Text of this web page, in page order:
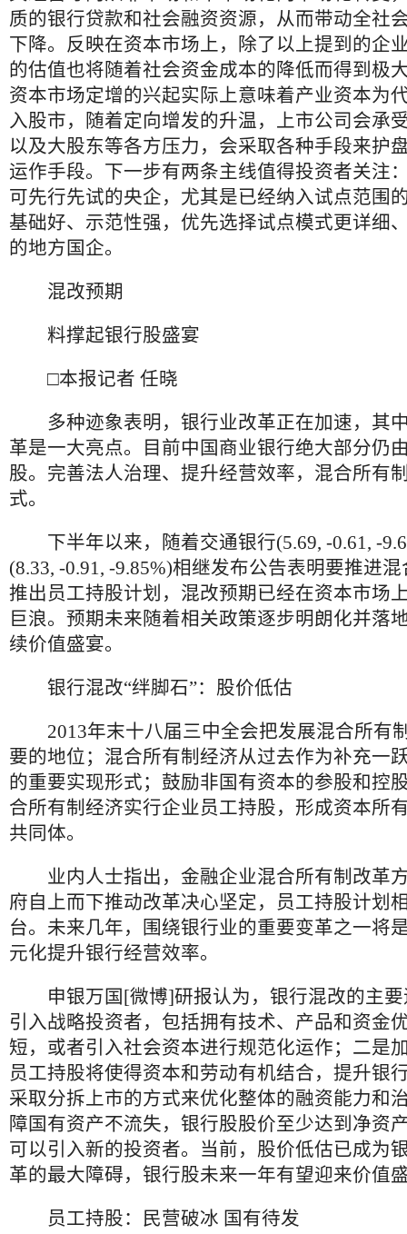
质的银行贷款和社会融资资源，从而带动全社
下降。反映在资本市场上，除了以上提到的企
的估值也将随着社会资金成本的降低而得到极
资本市场定增的兴起实际上意味着产业资本为
入股市，随着定向增发的升温，上市公司会承
以及大股东等各方压力，会采取各种手段来护
运作手段。下一步有两条主线值得投资者关注
可先行先试的央企，尤其是已经纳入试点范围
基础好、示范性强，优先选择试点模式更详细
的地方国企。
混改预期
料撑起银行股盛宴
□本报记者 任晓
多种迹象表明，银行业改革正在加速，其
革是一大亮点。目前中国商业银行绝大部分仍
股。完善法人治理、提升经营效率，混合所有
式。
下半年以来，随着交通银行(5.69, -0.61, -
(8.33, -0.91, -9.85%)相继发布公告表明要推进
推出员工持股计划，混改预期已经在资本市场
巨浪。预期未来随着相关政策逐步明朗化并落
续价值盛宴。
银行混改“绊脚石”：股价低估
2013年末十八届三中全会把发展混合所有
要的地位；混合所有制经济从过去作为补充一
的重要实现形式；鼓励非国有资本的参股和控
合所有制经济实行企业员工持股，形成资本所
共同体。
业内人士指出，金融企业混合所有制改革
府自上而下推动改革决心坚定，员工持股计划
台。未来几年，围绕银行业的重要变革之一将
元化提升银行经营效率。
申银万国[微博]研报认为，银行混改的主要
引入战略投资者，包括拥有技术、产品和资金
短，或者引入社会资本进行规范化运作；二是
员工持股将使得资本和劳动有机结合，提升银
采取分拆上市的方式来优化整体的融资能力和
障国有资产不流失，银行股股价至少达到净资
可以引入新的投资者。当前，股价低估已成为
革的最大障碍，银行股未来一年有望迎来价值
员工持股：民营破冰 国有待发